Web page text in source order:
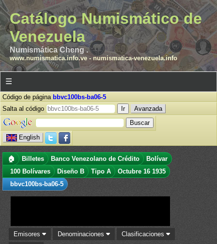
Catálogo Numismático de
Venezuela
Numismática Cheng .
www.numismatica.info.ve- numismatica-venezuela.info
☰
Código de página bbvc100bs-ba06-5
Salta al código
Avanzada
English
🏠 Billetes Banco Venezolano de Crédito
Bolívar
100 Bolívares
Diseño B Tipo A
Octubre 16 1935
bbvc100bs-ba06-5
Emisores Denominaciones
Clasificaciones